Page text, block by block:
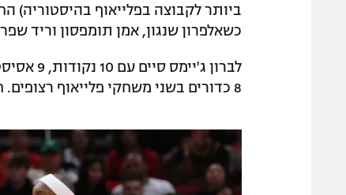
כשאלפרון שנגון, אמן תומפסון וריד שפרד קלעו ביחד 59
8 כדורים בשני משחקי פלייאוף רצופים. חוזרים לאל.איי.